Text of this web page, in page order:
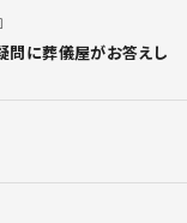
問に葬儀屋がお答えし